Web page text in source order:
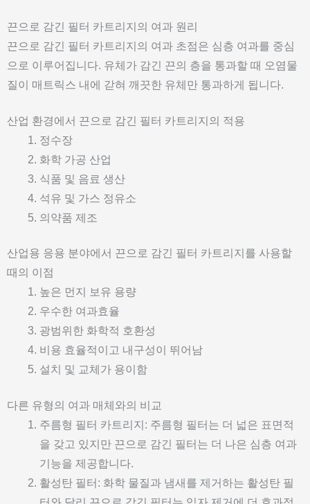
끈으로 감긴 필터 카트리지의 여과 원리
끈으로 감긴 필터 카트리지의 여과 초점은 심층 여과를 중심
으로 이루어집니다. 유체가 감긴 끈의 층을 통과할 때 오염물
질이 매트릭스 내에 갇혀 깨끗한 유체만 통과하게 됩니다.
산업 환경에서 끈으로 감긴 필터 카트리지의 적용
정수장
화학 가공 산업
식품 및 음료 생산
석유 및 가스 정유소
의약품 제조
산업용 응용 분야에서 끈으로 감긴 필터 카트리지를 사용할
때의 이점
높은 먼지 보유 용량
우수한 여과효율
광범위한 화학적 호환성
비용 효율적이고 내구성이 뛰어남
설치 및 교체가 용이함
다른 유형의 여과 매체와의 비교
주름형 필터 카트리지: 주름형 필터는 더 넓은 표면적
을 갖고 있지만 끈으로 감긴 필터는 더 나은 심층 여과
기능을 제공합니다.
활성탄 필터: 화학 물질과 냄새를 제거하는 활성탄 필